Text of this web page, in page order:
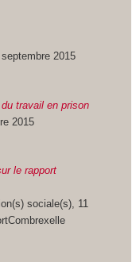
2015
travail en prison
2015
le rapport
sociale(s), 11